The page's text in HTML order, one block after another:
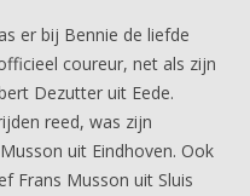
er bij Bennie de liefde
coureur, net als zijn
Dezutter uit Eede.
reed, was zijn
uit Eindhoven. Ook
Frans Musson uit Sluis